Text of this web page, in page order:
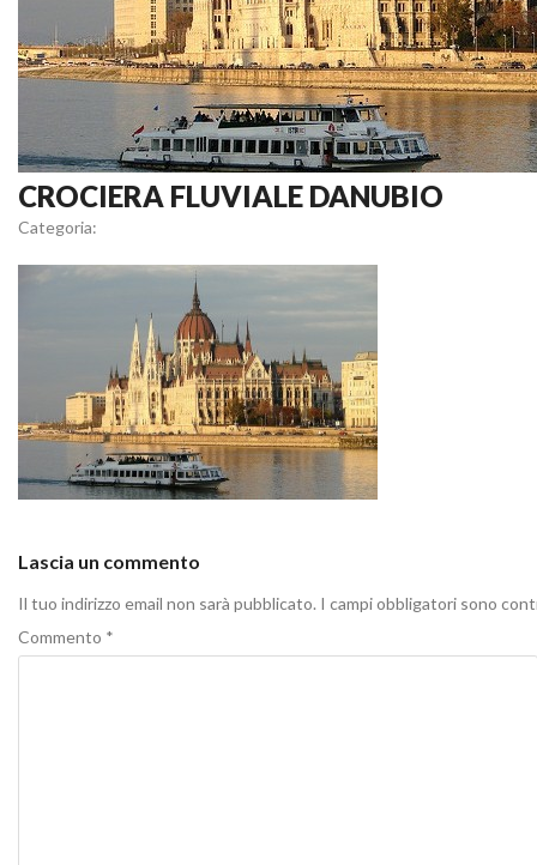
CROCIERA FLUVIALE DANUBIO
Categoria:
Lascia un commento
Il tuo indirizzo email non sarà pubblicato. I campi obbligatori sono
Commento *